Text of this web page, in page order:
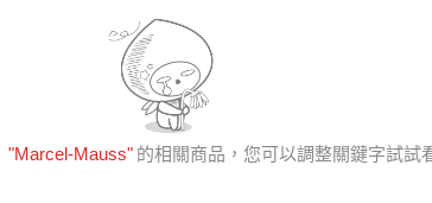
"Marcel-Mauss" 的相關商品，您可以調整關鍵字試試